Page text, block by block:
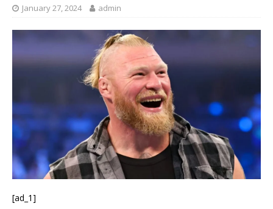
January 27, 2024 admin
[ad_1]